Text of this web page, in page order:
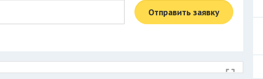
Отправить заявку